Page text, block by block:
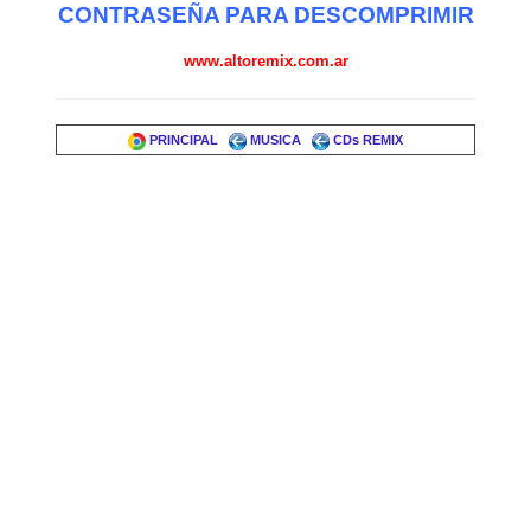
CONTRASEÑA PARA DESCOMPRIMIR
www.altoremix.com.ar
PRINCIPAL MUSICA CDs REMIX